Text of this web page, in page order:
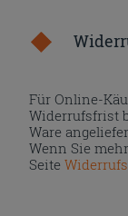
Für Online-
Widerrufsfrist
Ware
Wenn Sie
Seite